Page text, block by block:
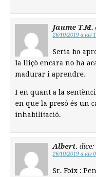
Jaume T.M.
26/10/2019 a las
Seria bo
la lliçò encara no ha
madurar i aprendre.
I en quant a la
en que la presó és un
inhabilitació.
Albert. dice:
26/10/2019 a las
Sr. Foix :